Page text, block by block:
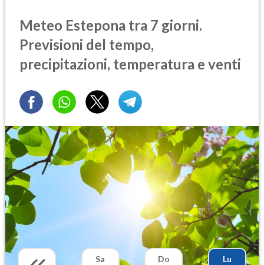
Meteo Estepona tra 7 giorni.
Previsioni del tempo,
precipitazioni, temperatura e venti
Sa
Do
Lu